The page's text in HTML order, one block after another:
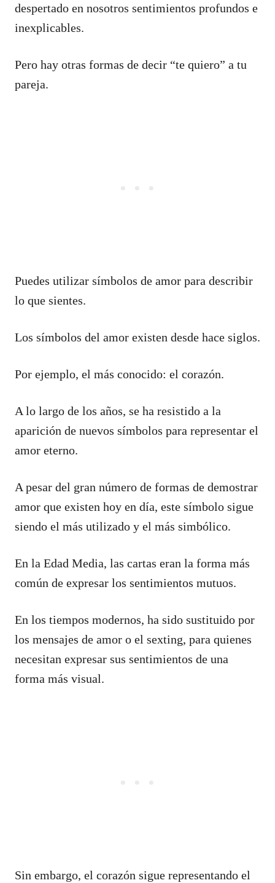
despertado en nosotros sentimientos profundos e
inexplicables.
Pero hay otras formas de decir “te quiero” a tu
pareja.
Puedes utilizar símbolos de amor para describir
lo que sientes.
Los símbolos del amor existen desde hace siglos.
Por ejemplo, el más conocido: el corazón.
A lo largo de los años, se ha resistido a la
aparición de nuevos símbolos para representar el
amor eterno.
A pesar del gran número de formas de demostrar
amor que existen hoy en día, este símbolo sigue
siendo el más utilizado y el más simbólico.
En la Edad Media, las cartas eran la forma más
común de expresar los sentimientos mutuos.
En los tiempos modernos, ha sido sustituido por
los mensajes de amor o el sexting, para quienes
necesitan expresar sus sentimientos de una
forma más visual.
Sin embargo, el corazón sigue representando el